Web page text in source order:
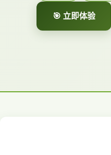
🎯 立即体验